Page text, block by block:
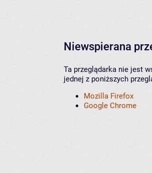
Niewspierana
Ta przeglądarka nie jest
jednej z poniższych
Mozilla Firefox
Google Chrome